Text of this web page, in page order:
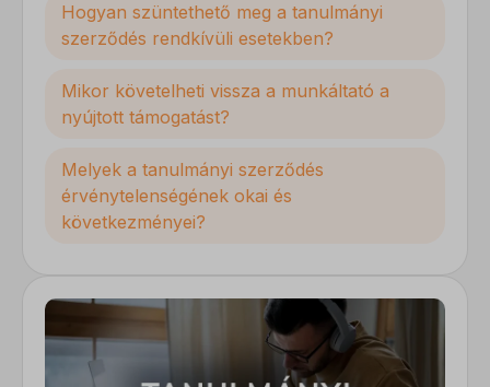
Hogyan szüntethető meg a tanulmányi
szerződés rendkívüli esetekben?
Mikor követelheti vissza a munkáltató a
nyújtott támogatást?
Melyek a tanulmányi szerződés
érvénytelenségének okai és
következményei?